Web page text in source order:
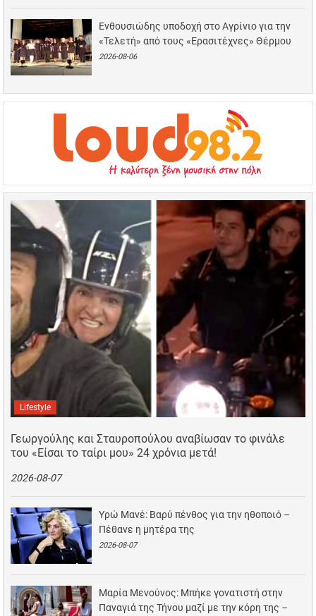
Ενθουσιώδης υποδοχή στο Αγρίνιο για την
«Τελετή» από τους «Ερασιτέχνες» Θέρμου
2026-08-06
Lifestyle
Γεωργούλης και Σταυροπούλου αναβίωσαν το φινάλε
του «Είσαι το ταίρι μου» 24 χρόνια μετά!
2026-08-07
Υρώ Μανέ: Βαρύ πένθος για την ηθοποιό –
Πέθανε η μητέρα της
2026-08-07
Μαρία Μενούνος: Μπήκε γονατιστή στην
Παναγιά της Τήνου μαζί με την κόρη της –